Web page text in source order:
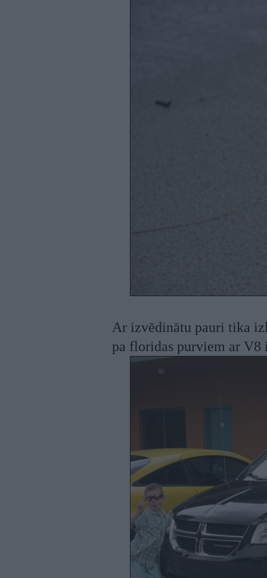
Ar izvēdinātu pauri tika
pa floridas purviem ar V8